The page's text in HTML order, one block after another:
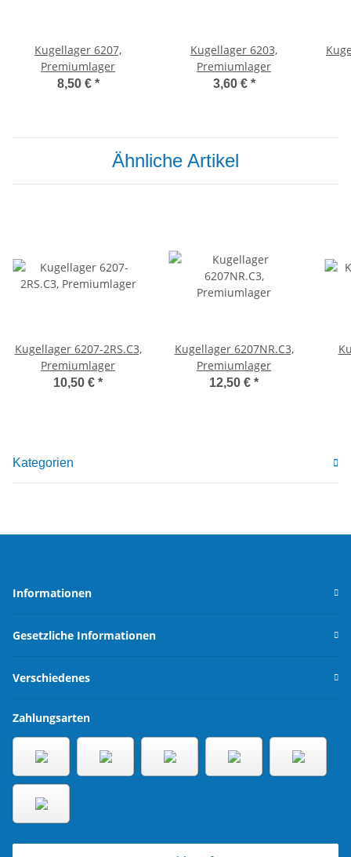
Kugellager 6207,
Premiumlager
8,50 € *
Kugellager 6203,
Premiumlager
3,60 € *
Ähnliche Artikel
Kugellager 6207-2RS.C3,
Premiumlager
10,50 € *
Kugellager 6207NR.C3,
Premiumlager
12,50 € *
Kategorien
Informationen
Gesetzliche Informationen
Verschiedenes
Zahlungsarten